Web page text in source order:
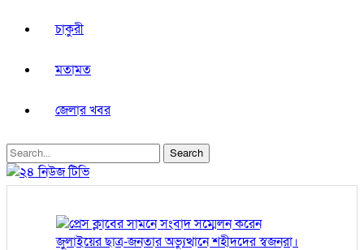
চাকুরী
মতামত
জেলার খবর